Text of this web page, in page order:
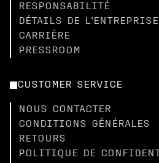
RESPONSABILITÉ
DÉTAILS DE L'ENTREPRISE
CARRIÈRE
PRESSROOM
CUSTOMER SERVICE
NOUS CONTACTER
CONDITIONS GÉNÉRALES
RETOURS
POLITIQUE DE